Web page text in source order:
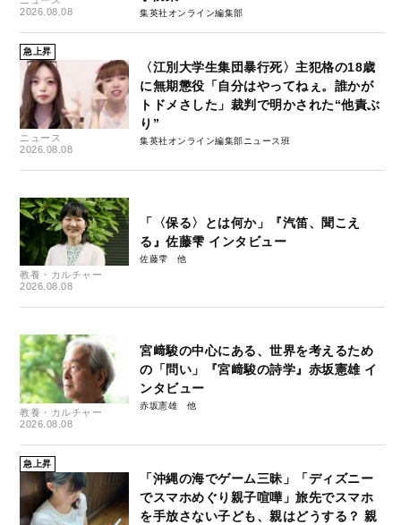
2026.08.08
集英社オンライン編集部
急上昇
ニュース
2026.08.08
〈江別大学生集団暴行死〉主犯格の18歳
に無期懲役「自分はやってねぇ。誰かが
トドメさした」裁判で明かされた“他責ぶ
り”
集英社オンライン編集部ニュース班
教養・カルチャー
2026.08.08
「〈保る〉とは何か」『汽笛、聞こえ
る』佐藤雫 インタビュー
佐藤雫
教養・カルチャー
2026.08.08
宮﨑駿の中心にある、世界を考えるため
の「問い」『宮﨑駿の詩学』赤坂憲雄 イ
ンタビュー
赤坂憲雄
急上昇
「沖縄の海でゲーム三昧」「ディズニー
でスマホめぐり親子喧嘩」旅先でスマホ
を手放さない子ども、親はどうする？ 親